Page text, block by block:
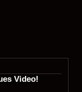
Video!